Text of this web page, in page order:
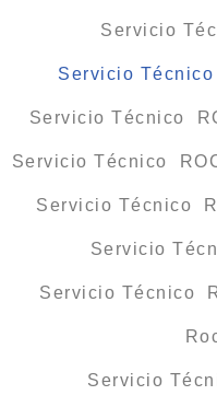
Servicio
Servicio
Servicio Técnico
Servicio Técnico
Servicio Técnico
Servicio
Servicio Técnico
Servicio